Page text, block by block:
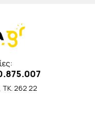
TK. 262 22